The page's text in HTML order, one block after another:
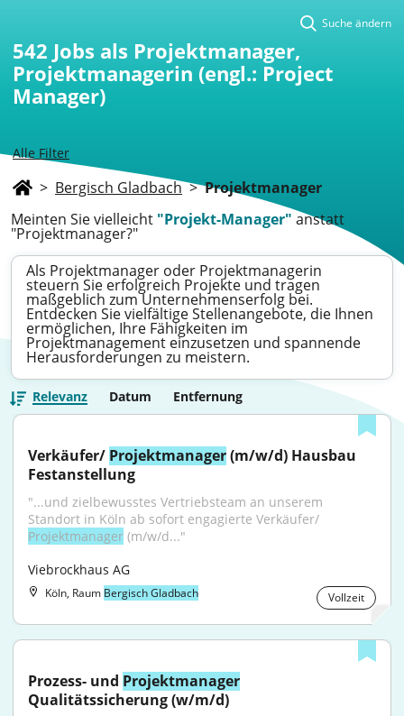
Alle Filter
Suche ändern
542 Jobs als Projektmanager,
Projektmanagerin (engl.: Project
Manager)
> Bergisch Gladbach > Projektmanager
Meinten Sie vielleicht "Projekt-Manager" anstatt
"Projektmanager?"
Als Projektmanager oder Projektmanagerin
steuern Sie erfolgreich Projekte und tragen
maßgeblich zum Unternehmenserfolg bei.
Entdecken Sie vielfältige Stellenangebote, die Ihnen
ermöglichen, Ihre Fähigkeiten im
Projektmanagement einzusetzen und spannende
Herausforderungen zu meistern.
Relevanz Datum Entfernung
Verkäufer/ Projektmanager (m/w/d) Hausbau
Festanstellung
"...und zielbewusstes Vertriebsteam an unserem
Projektmanager (m/w/d..."
Viebrockhaus AG
Köln, Raum Bergisch Gladbach Vollzeit
Prozess- und Projektmanager
Qualitätssicherung (w/m/d)